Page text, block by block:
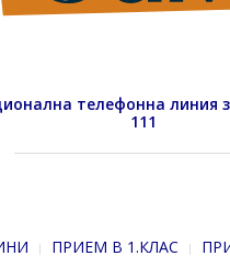
телефонна линия
111
ПРИЕМ В 1.КЛАС